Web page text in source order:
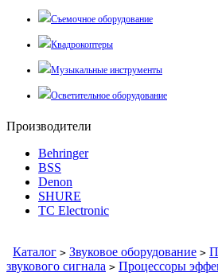
Съемочное оборудование
Квадрокоптеры
Музыкальные инструменты
Осветительное оборудование
Производители
Behringer
BSS
Denon
SHURE
TC Electronic
Каталог > Звуковое оборудование >
звукового сигнала > Процессоры